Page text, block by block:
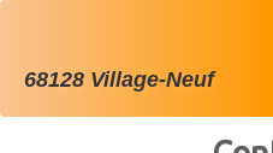
68128 Village-Neuf